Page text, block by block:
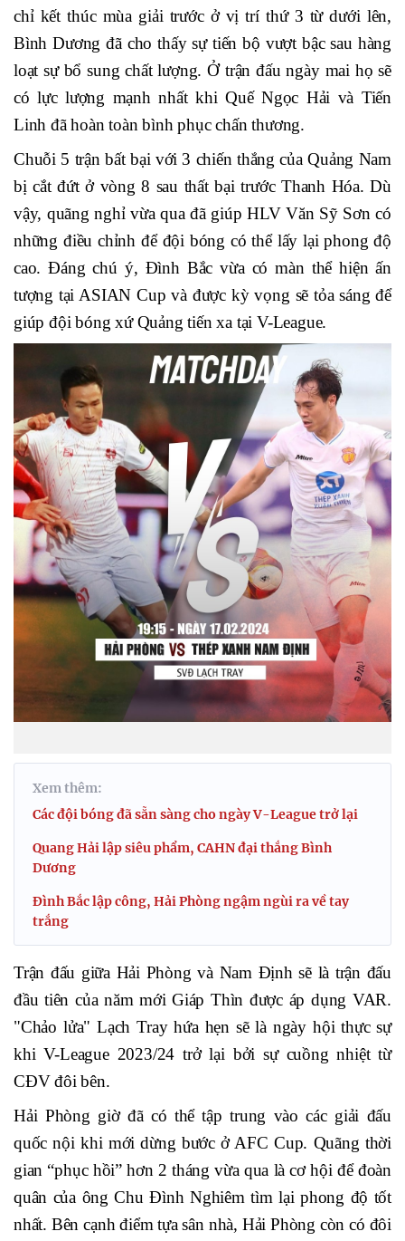
chỉ kết thúc mùa giải trước ở vị trí thứ 3 từ dưới lên,
Bình Dương đã cho thấy sự tiến bộ vượt bậc sau hàng
loạt sự bổ sung chất lượng. Ở trận đấu ngày mai họ sẽ
có lực lượng mạnh nhất khi Quế Ngọc Hải và Tiến
Linh đã hoàn toàn bình phục chấn thương.
Chuỗi 5 trận bất bại với 3 chiến thắng của Quảng Nam
bị cắt đứt ở vòng 8 sau thất bại trước Thanh Hóa. Dù
vậy, quãng nghỉ vừa qua đã giúp HLV Văn Sỹ Sơn có
những điều chỉnh để đội bóng có thể lấy lại phong độ
cao. Đáng chú ý, Đình Bắc vừa có màn thể hiện ấn
tượng tại ASIAN Cup và được kỳ vọng sẽ tỏa sáng để
giúp đội bóng xứ Quảng tiến xa tại V-League.
Xem thêm:
Các đội bóng đã sẵn sàng cho ngày V-League trở lại
Quang Hải lập siêu phẩm, CAHN đại thắng Bình
Dương
Đình Bắc lập công, Hải Phòng ngậm ngùi ra về tay
trắng
Trận đấu giữa Hải Phòng và Nam Định sẽ là trận đấu
đầu tiên của năm mới Giáp Thìn được áp dụng VAR.
"Chảo lửa" Lạch Tray hứa hẹn sẽ là ngày hội thực sự
khi V-League 2023/24 trở lại bởi sự cuồng nhiệt từ
CĐV đôi bên.
Hải Phòng giờ đã có thể tập trung vào các giải đấu
quốc nội khi mới dừng bước ở AFC Cup. Quãng thời
gian “phục hồi” hơn 2 tháng vừa qua là cơ hội để đoàn
quân của ông Chu Đình Nghiêm tìm lại phong độ tốt
nhất. Bên cạnh điểm tựa sân nhà, Hải Phòng còn có đôi